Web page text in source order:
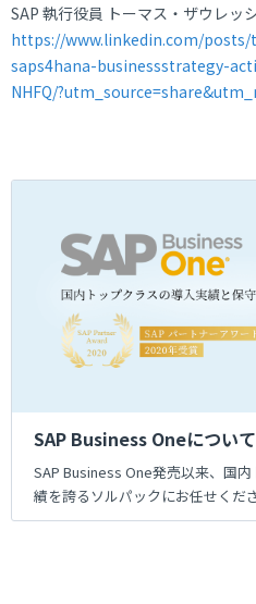
SAP 執行役員 トーマス・ザウレッ
https://www.linkedin.com/posts/
saps4hana-businessstrategy-
NHFQ/
SAP Business Oneについ
SAP Business One発売以来、国
績を誇るソルパックにお任せくだ